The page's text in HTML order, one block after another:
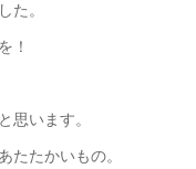
た。
！
思います。
たたかいもの。